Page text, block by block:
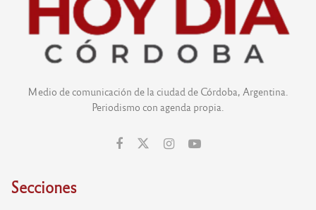
Medio de comunicación de la ciudad de Córdoba, Argentina.
Periodismo con agenda propia.
Secciones